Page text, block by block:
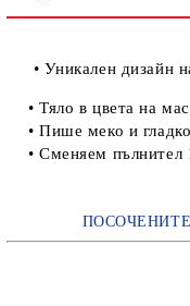
• Уникален дизайн
• Тяло в цвета на
• Пише меко и
• Сменяем пълнител